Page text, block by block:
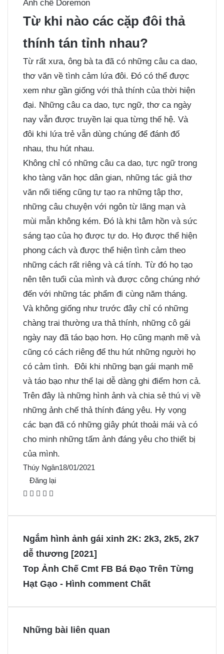
Ảnh chế Doremon
Từ khi nào các cặp đôi thả
thính tán tỉnh nhau?
Từ rất xưa, ông bà ta đã có những câu ca dao,
thơ văn về tình cảm lứa đôi. Đó có thể được
xem như gần giống với thả thính của thời hiện
đại. Những câu ca dao, tực ngữ, thơ ca ngày
nay vẫn được truyền lại qua từng thế hệ. Và
đôi khi lứa trẻ vẫn dùng chúng để đánh đố
nhau, thu hút nhau.
Không chỉ có những câu ca dao, tực ngữ trong
kho tàng văn học dân gian, những tác giả thơ
văn nổi tiếng cũng tự tạo ra những tập thơ,
những câu chuyện với ngôn từ lãng mạn và
mùi mẫn không kém. Đó là khi tâm hồn và sức
sáng tạo của họ được tự do. Họ được thể hiện
phong cách và được thể hiện tình cảm theo
những cách rất riêng và cá tính. Từ đó họ tạo
nên tên tuổi của mình và được công chúng nhớ
đến với những tác phẩm đi cùng năm tháng.
Và không giống như trước đây chỉ có những
chàng trai thường ưa thả thính, những cô gái
ngày nay đã táo bạo hơn. Họ cũng mạnh mẽ và
cũng có cách riêng để thu hút những người họ
có cảm tình. Đôi khi những bạn gái mạnh mẽ
và táo bạo như thể lại dễ dàng ghi điểm hơn cả.
Trên đây là những hình ảnh và chia sẻ thú vị về
những ảnh chế thả thính đáng yêu. Hy vọng
các bạn đã có những giây phút thoải mái và có
cho minh những tấm ảnh đáng yêu cho thiết bị
của mình.
Thúy Ngân18/01/2021
Đăng lại
F
b
o
o
k
X P
r
e
s
M
n
g
e
n
g
e
Ngắm hình ảnh gái xinh 2K: 2k3, 2k5, 2k7
dễ thương [2021]
Top Ảnh Chế Cmt FB Bá Đạo Trên Từng
Hạt Gạo - Hình comment Chất
Những bài liên quan